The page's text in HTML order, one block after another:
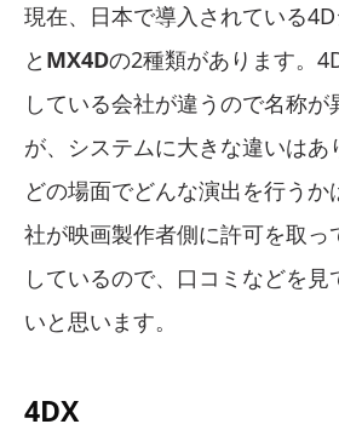
現在、日本で導入されている
と MX4Dの2種類があります。
している会社が違うので名称が
が、システムに大きな違いはあ
どの場面でどんな演出を行うか
社が映画製作者側に許可を取っ
しているので、口コミなどを
いと思います。
4DX